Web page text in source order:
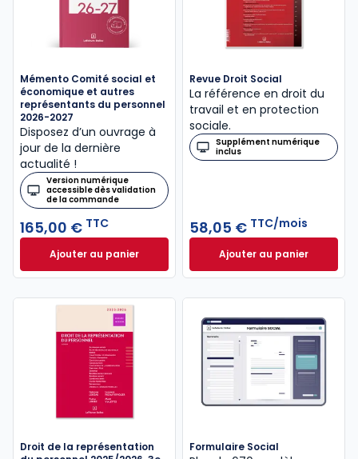
Mémento Comité social et
économique et autres
représentants du personnel
2026-2027
Disposez d’un ouvrage à
jour de la dernière
actualité !
Version numérique
accessible dès validation
de la commande
165,00 € TTC
Ajouter au panierMémento Comité social et économique et autres
Revue Droit Social
La référence en droit du
travail et en protection
sociale.
Supplément numérique
inclus
58,05 € TTC/mois
Ajouter au panier
Revue Droit
Droit de la représentation
Formulaire Social